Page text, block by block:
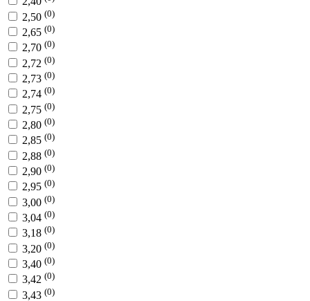
2,50 (0)
2,65 (0)
2,70 (0)
2,72 (0)
2,73 (0)
2,74 (0)
2,75 (0)
2,80 (0)
2,85 (0)
2,88 (0)
2,90 (0)
2,95 (0)
3,00 (0)
3,04 (0)
3,18 (0)
3,20 (0)
3,40 (0)
3,42 (0)
3,43 (0)